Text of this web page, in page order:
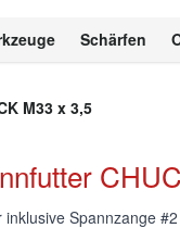
Schärfen
M33 x 3,5
inklusive Spannzange